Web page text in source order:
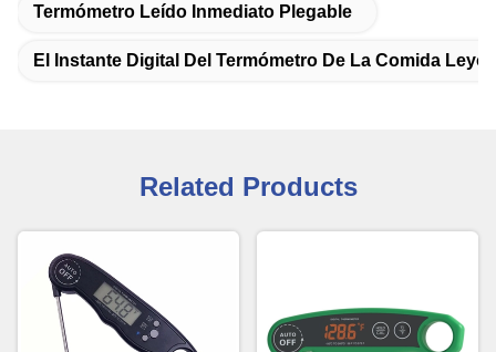
Termómetro Leído Inmediato Plegable
El Instante Digital Del Termómetro De La Comida Leyó
Related Products